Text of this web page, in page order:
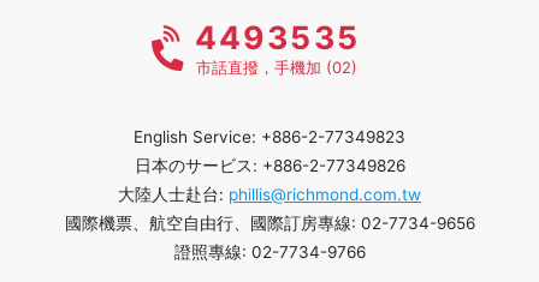
4493535
市話直撥，手機加 (02)
English Service: +886-2-77349823
日本のサービス: +886-2-77349826
大陸人士赴台: phillis@richmond.com.tw
國際機票、航空自由行、國際訂房專線: 02-7734-9656
證照專線: 02-7734-9766